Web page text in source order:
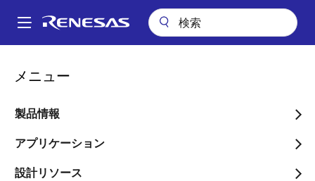
ン
Main
メニュー
製品情報
アプリケーション
設計リソース
パ
ン
く
ず